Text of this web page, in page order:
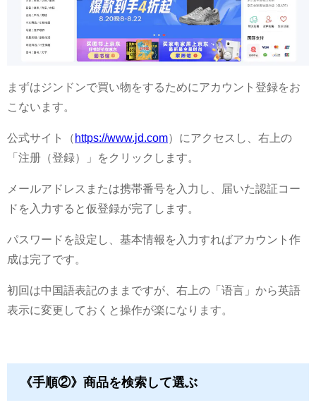
まずはジンドンで買い物をするためにアカウント登録をお
こないます。
公式サイト（ https://www.jd.com）にアクセスし、右上の
「注册（登録）」をクリックします。
メールアドレスまたは携帯番号を入力し、届いた認証コー
ドを入力すると仮登録が完了します。
パスワードを設定し、基本情報を入力すればアカウント作
成は完了です。
初回は中国語表記のままですが、右上の「语言」から英語
表示に変更しておくと操作が楽になります。
《手順②》商品を検索して選ぶ